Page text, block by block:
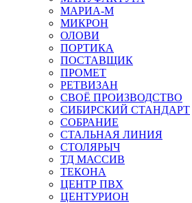
МАРИА-М
МИКРОН
ОЛОВИ
ПОРТИКА
ПОСТАВЩИК
ПРОМЕТ
РЕТВИЗАН
СВОЁ ПРОИЗВОДСТВО
СИБИРСКИЙ СТАНДАРТ
СОБРАНИЕ
СТАЛЬНАЯ ЛИНИЯ
СТОЛЯРЫЧ
ТД МАССИВ
ТЕКОНА
ЦЕНТР ПВХ
ЦЕНТУРИОН